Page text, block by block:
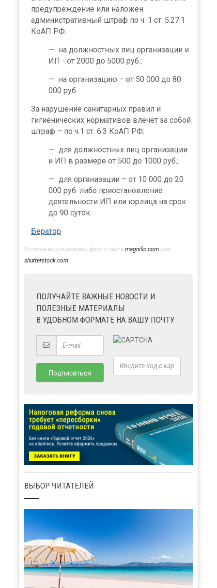
предупреждение или наложен
административный штраф по ч. 1 ст. 5.27.1
КоАП РФ:
на должностных лиц организации и
ИП - от 2000 до 5000 руб.;
на организацию – от 50 000 до 80
000 руб.
За нарушение санитарных правил и
гигиенических нормативов влечет за собой
штраф – по ч.1 ст. 6.3 КоАП РФ:
для должностных лиц организации
и ИП в размере от 500 до 1000 руб.;
для организации – от 10 000 до 20
000 руб. либо приостановление
деятельности ИП или юрлица на срок
до 90 суток.
Бератор
В статье использованы фото с сайта magnific.com или
shutterstock.com
ПОЛУЧАЙТЕ ВАЖНЫЕ НОВОСТИ И
ПОЛЕЗНЫЕ МАТЕРИАЛЫ
В УДОБНОМ ФОРМАТЕ НА ВАШУ ПОЧТУ
ВЫБОР ЧИТАТЕЛЕЙ